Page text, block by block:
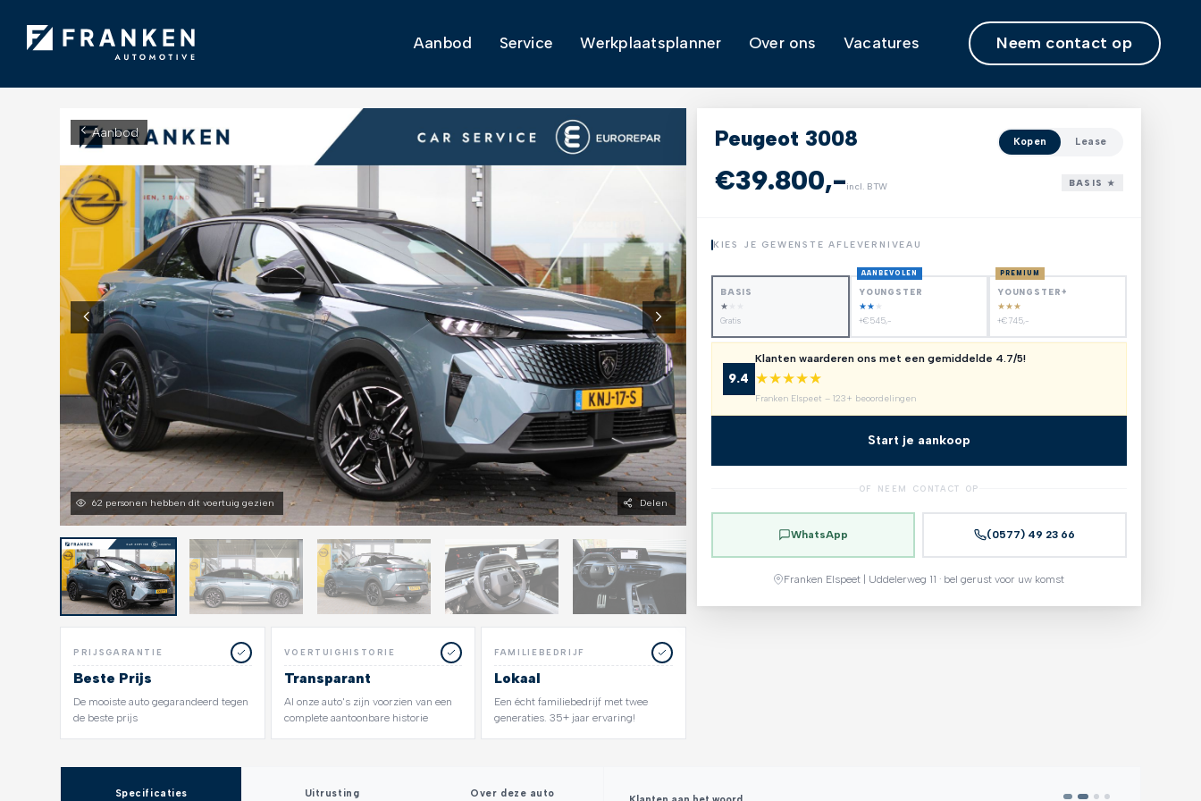
Aanbod Service Werkplaatsplanner Over ons Vacatures Neem contact op
Diensten
62 personen hebben dit voertuig gezien Delen
Aanbod Peugeot 3008 Kopen Lease
€39.800,-incl. BTW BASIS ★
KIES JE GEWENSTE AFLEVERNIVEAU
BASIS
★
Gratis
AANBEVOLEN
YOUNGSTER
★★ ★
+€545,-
PREMIUM
YOUNGSTER+
★★★
+€745,-
9.4
Klanten waarderen ons met een gemiddelde 4.7/5!
★★★★★
Franken Elspeet – 123+ beoordelingen
Start je aankoop
OF NEEM CONTACT OP
WhatsApp (0577) 49 23 66
Franken Elspeet | Uddelerweg 11 · bel gerust voor uw komst
PRIJSGARANTIE
Beste Prijs
De mooiste auto gegarandeerd tegen
de beste prijs
VOERTUIGHISTORIE
Transparant
Al onze auto's zijn voorzien van een
complete aantoonbare historie
FAMILIEBEDRIJF
Lokaal
Een écht familiebedrijf met twee
generaties. 35+ jaar ervaring!
Specificaties Uitrusting Over deze auto